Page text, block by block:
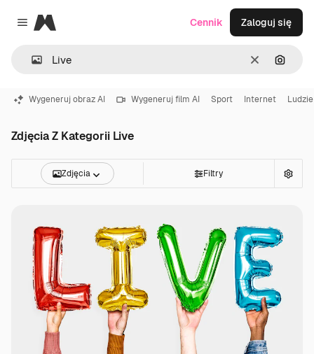
Close menu
Magnific
WyczyśćSzukaj
Cennik Zaloguj się
Wygeneruj obraz AI Wygeneruj film AI Sport Internet Ludzie
Zdjęcia Z Kategorii Live
Zdjęcia Filtry